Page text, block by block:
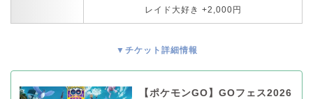
レイド大好き +2,000円
▼チケット詳細情報
【ポケモンGO】GOフェス2026